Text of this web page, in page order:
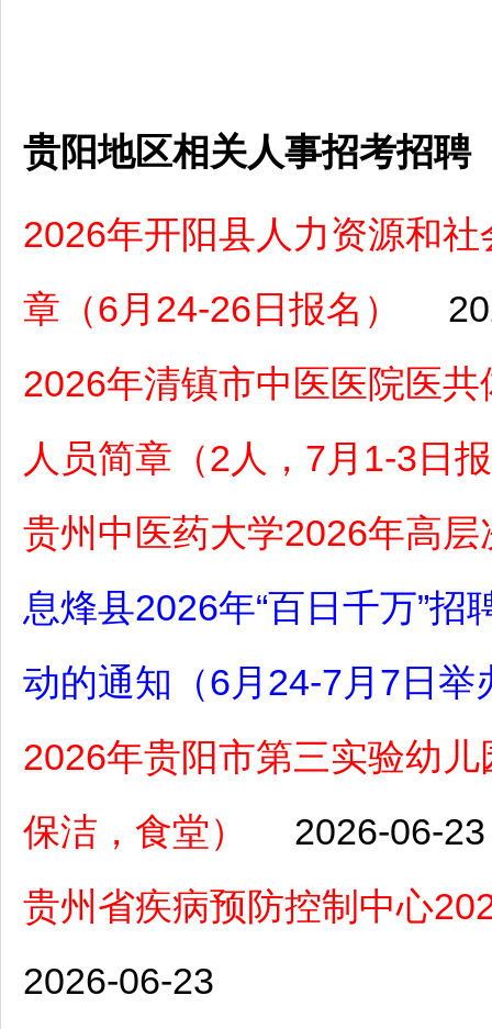
贵阳地区相关人事招考招聘
2026年开阳县人力资源和
章（6月24-26日报名）
2026年清镇市中医医院医
人员简章（2人，7月1-3日
贵州中医药大学2026年高
息烽县2026年“百日千万”
动的通知（6月24-7月7日举
2026年贵阳市第三实验幼
保洁，食堂）
2026-06-23
贵州省疾病预防控制中心
2026-06-23